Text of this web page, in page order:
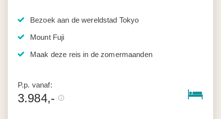
Bezoek aan de wereldstad Tokyo
Mount Fuji
Maak deze reis in de zomermaanden
P.p. vanaf:
3.984,-